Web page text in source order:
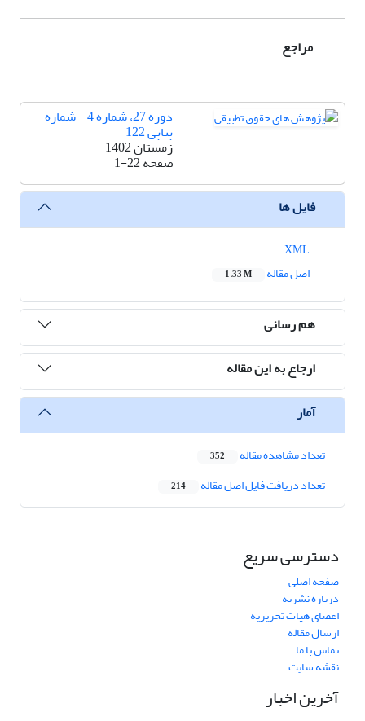
مراجع
دوره 27، شماره 4 - شماره
پیاپی 122
زمستان 1402
صفحه1-22
فایل ها
اصل مقاله
1.33 M
هم رسانی
ارجاع به این مقاله
آمار
تعداد مشاهده مقاله 352
تعداد دریافت فایل اصل مقاله 214
دسترسی سریع
صفحه اصلی
درباره نشریه
اعضای هیات تحریریه
ارسال مقاله
تماس با ما
نقشه سایت
آخرین اخبار